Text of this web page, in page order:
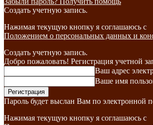
Создать учетную запись.
Нажимая текущую кнопку я соглашаюсь с
Положением о персональных данных и
Создать учетную запись.
Добро пожаловать! Регистрация учетной
Ваш адрес
Ваше имя
Пароль будет выслан Вам по электронной
Нажимая текущую кнопку я соглашаюсь с